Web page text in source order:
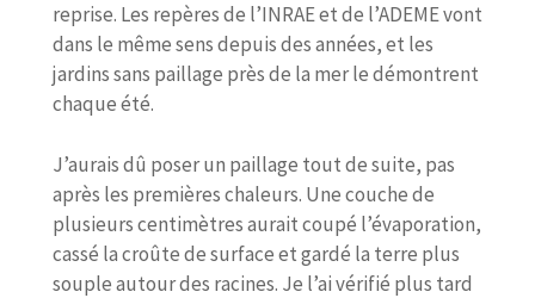
reprise. Les repères de l’INRAE et de l’ADEME vont
dans le même sens depuis des années, et les
jardins sans paillage près de la mer le démontrent
chaque été.
J’aurais dû poser un paillage tout de suite, pas
après les premières chaleurs. Une couche de
plusieurs centimètres aurait coupé l’évaporation,
cassé la croûte de surface et gardé la terre plus
souple autour des racines. Je l’ai vérifié plus tard